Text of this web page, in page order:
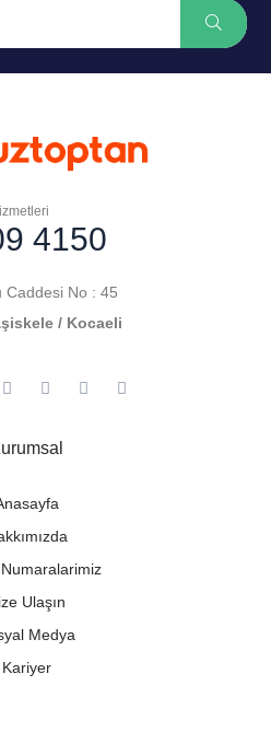
4150
Caddesi No : 45
/ Kocaeli
Ulaşın
Medya
Kariyer